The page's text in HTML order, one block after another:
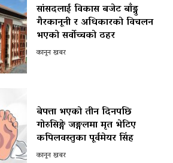
सांसदलाई विकास बजेट बाँड्नु
गैरकानूनी र अधिकारको विचलन
भएको सर्वोच्चको ठहर
कानून खबर
बेपत्ता भएको तीन दिनपछि
गोरुसिङ्गे जङ्गलमा मृत भेटिए
कपिलवस्तुका पूर्वमेयर सिंह
कानून खबर